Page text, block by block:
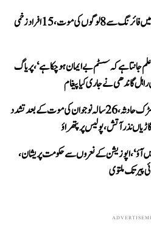
کی موت، 15 افراد زخمی
جانتا ہے کہ سسٹم بے ایمان ہو چکا ہے‘، پریاگ
گاندھی نے جاری کیا پیغام
پٹنہ میں خوفناک سڑک حادثہ، 26 سالہ نوجوان کی موت کے بعد تشدد
آؤ‘، اپوزیشن کے نعروں سے حکومت پریشان،
پیر تک ملتوی